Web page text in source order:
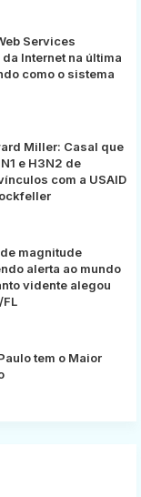
Services
Internet na última
como o sistema
Miller: Casal que
e H3N2 de
com a USAID
magnitude
alerta ao mundo
vidente alegou
tem o Maior